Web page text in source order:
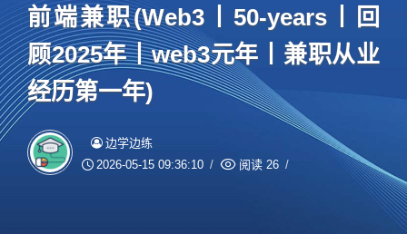
前端兼职(Web3丨50-years丨回
顾2025年丨web3元年丨兼职从业
经历第一年)
边学边练
2026-05-15 09:36:10 阅读 26